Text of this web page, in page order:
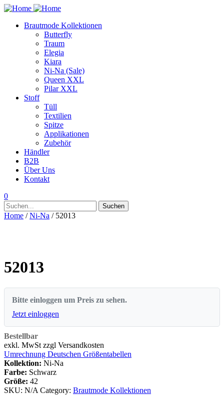
Brautmode Kollektionen
Butterfly
Traum
Elegia
Kiara
Ni-Na (Sale)
Queen XXL
Pilar XXL
Stoff
Tüll
Textilien
Spitze
Applikationen
Zubehör
Händler
B2B
Über Uns
Kontakt
0
Suchen
nach:
Suchen
Home /Ni-Na / 52013
52013
Bitte einloggen um Preis zu sehen.
Jetzt einloggen
Bestellbar
exkl. MwSt zzgl Versandkosten
Umrechnung Deutschen Größentabellen
Kollektion: Ni-Na
Farbe: Schwarz
Größe: 42
SKU: N/A Category: Brautmode Kollektionen